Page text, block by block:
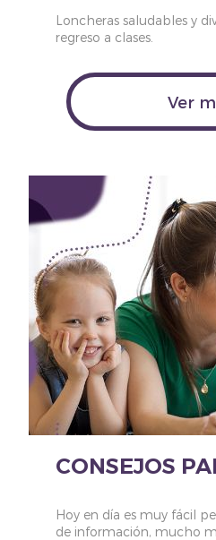
Loncheras saludables y
regreso a clases.
Ver
CONSEJOS
Hoy en día es muy fácil
de información, mucho